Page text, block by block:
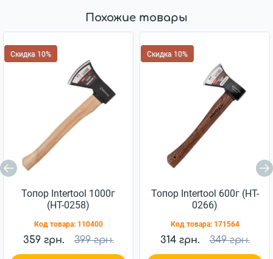
Похожие товары
Скидка 10%
Топор Intertool 1000г
(HT-0258)
Код товара: 110400
359 грн. 399 грн.
Скидка 10%
Топор Intertool 600г (HT-
0266)
Код товара: 171564
314 грн. 349 грн.